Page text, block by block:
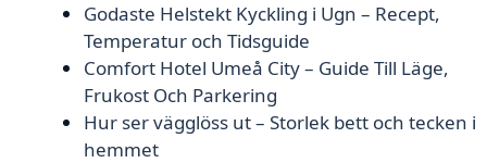
Godaste Helstekt Kyckling i Ugn – Recept,
Temperatur och Tidsguide
Comfort Hotel Umeå City – Guide Till Läge,
Frukost Och Parkering
Hur ser vägglöss ut – Storlek bett och tecken i
hemmet